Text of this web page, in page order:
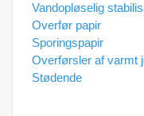
Vandopløselig
Overfør papir
Sporingspapir
Overførsler af varmt
Stødende